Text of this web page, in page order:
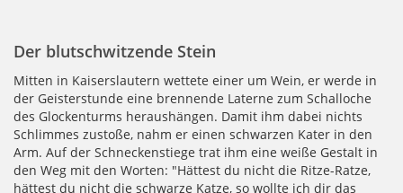
Der blutschwitzende Stein
Mitten in Kaiserslautern wettete einer um Wein, er werde in
der Geisterstunde eine brennende Laterne zum Schalloche
des Glockenturms heraushängen. Damit ihm dabei nichts
Schlimmes zustoße, nahm er einen schwarzen Kater in den
Arm. Auf der Schneckenstiege trat ihm eine weiße Gestalt in
den Weg mit den Worten: "Hättest du nicht die Ritze-Ratze,
hättest du nicht die schwarze Katze, so wollte ich dir das